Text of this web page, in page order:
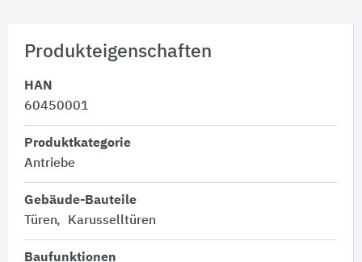
Produkteigenschaften
HAN
60450001
Produktkategorie
Antriebe
Gebäude-Bauteile
Türen
Karusselltüren
Baufunktionen